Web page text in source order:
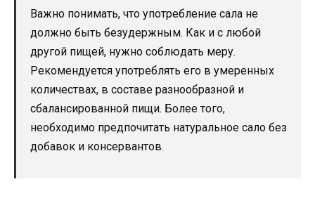
Важно понимать, что употребление сала не
должно быть безудержным. Как и с любой
другой пищей, нужно соблюдать меру.
Рекомендуется употреблять его в умеренных
количествах, в составе разнообразной и
сбалансированной пищи. Более того,
необходимо предпочитать натуральное сало без
добавок и консервантов.